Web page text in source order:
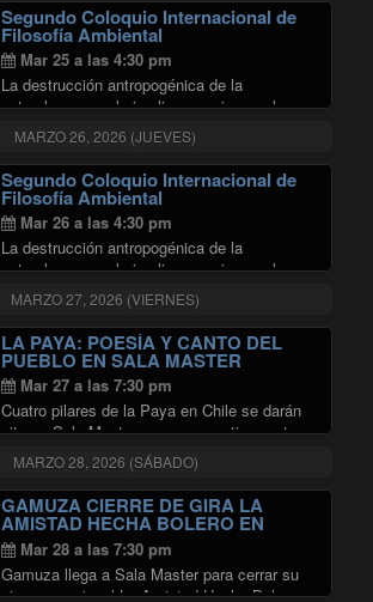
Segundo Coloquio Internacional de
Filosofía Ambiental
Mar 25 a las 4:30 pm
La destrucción antropogénica de la
naturaleza no solo implica un crimen a la
biodiversidad, sino también una forma de
autodestrucción ambiental que involucra al
ser humano y su especie. Este encuentro se
propone rescatar aspectos …
Continuar leyendo "Segundo Coloquio Internacional
MARZO 26, 2026 (JUEVES)
Segundo Coloquio Internacional de
Filosofía Ambiental
Mar 26 a las 4:30 pm
La destrucción antropogénica de la
naturaleza no solo implica un crimen a la
biodiversidad, sino también una forma de
autodestrucción ambiental que involucra al
ser humano y su especie. Este encuentro se
propone rescatar aspectos …
Continuar leyendo "Segundo Coloquio Internacional
MARZO 27, 2026 (VIERNES)
LA PAYA: POESÍA Y CANTO DEL
PUEBLO EN SALA MASTER
Mar 27 a las 7:30 pm
Cuatro pilares de la Paya en Chile se darán
cita en Sala Master, para compartir su arte y
la memoria viva de una de las tradiciones
más profundas de nuestra cultura popular.
Versos improvisados y …Continuar leyendo"LA
MARZO 28, 2026 (SÁBADO)
GAMUZA CIERRE DE GIRA LA
AMISTAD HECHA BOLERO EN
SALA MASTER
Mar 28 a las 7:30 pm
Gamuza llega a Sala Master para cerrar su
gira promocional La Amistad Hecha Bolero,